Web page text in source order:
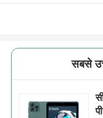
सबसे